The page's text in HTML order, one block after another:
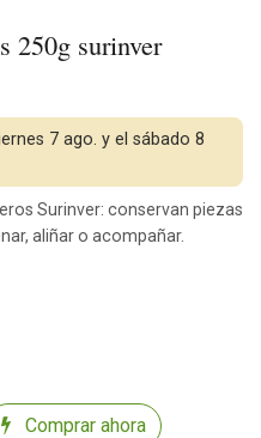
250g surinver
Comprar ahora
7 ago. y el sábado 8
Surinver: conservan piezas
aliñar o acompañar.